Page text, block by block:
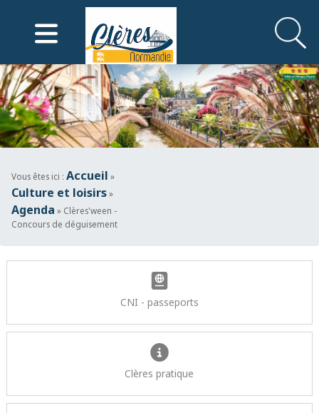
Vous êtes ici : Accueil »
Culture et loisirs»
Agenda » Clères'ween -
Concours de déguisement
CNI - passeports
Clères pratique